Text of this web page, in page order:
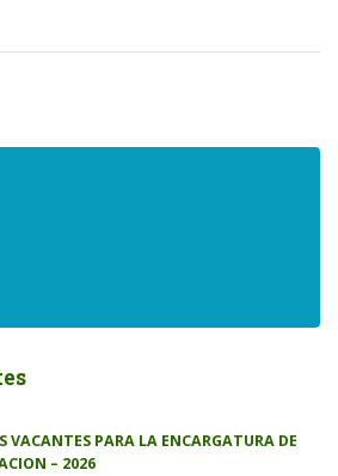
VACANTES PARA LA ENCARGATURA DE
– 2026